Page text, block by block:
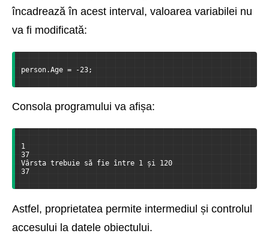
încadrează în acest interval, valoarea variabilei nu
va fi modificată:
person.Age = -23;
Consola programului va afișa:
1
37
Vârsta trebuie să fie între 1 și 120
37
Astfel, proprietatea permite intermediul și controlul
accesului la datele obiectului.